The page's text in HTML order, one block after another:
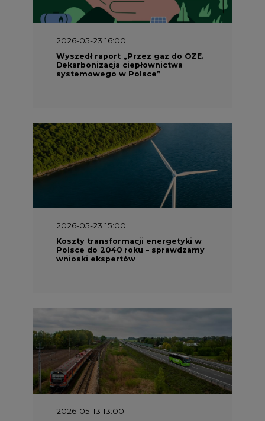
2026-05-23 16:00
Wyszedł raport „Przez gaz do OZE.
Dekarbonizacja ciepłownictwa
systemowego w Polsce”
2026-05-23 15:00
Koszty transformacji energetyki w
Polsce do 2040 roku – sprawdzamy
wnioski ekspertów
2026-05-13 13:00